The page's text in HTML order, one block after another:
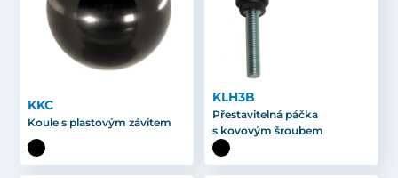
KKC
Koule s plastovým závitem
KLH3B
Přestavitelná páčka
s kovovým šroubem